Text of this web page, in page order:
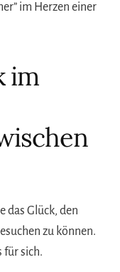
im Herzen einer
im
das Glück, den
zu können.
für sich.